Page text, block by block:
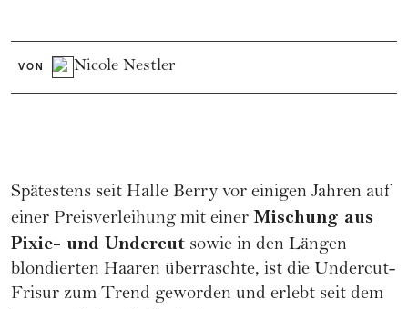
VON Nicole Nestler
Spätestens seit Halle Berry vor einigen Jahren auf
einer Preisverleihung mit einer Mischung aus
Pixie- und Undercut sowie in den Längen
blondierten Haaren überraschte, ist die Undercut-
Frisur zum Trend geworden und erlebt seit dem